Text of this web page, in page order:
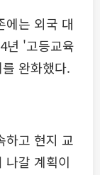
에는 외국 대
년 '고등교육
완화했다.
하고 현지 교
나갈 계획이